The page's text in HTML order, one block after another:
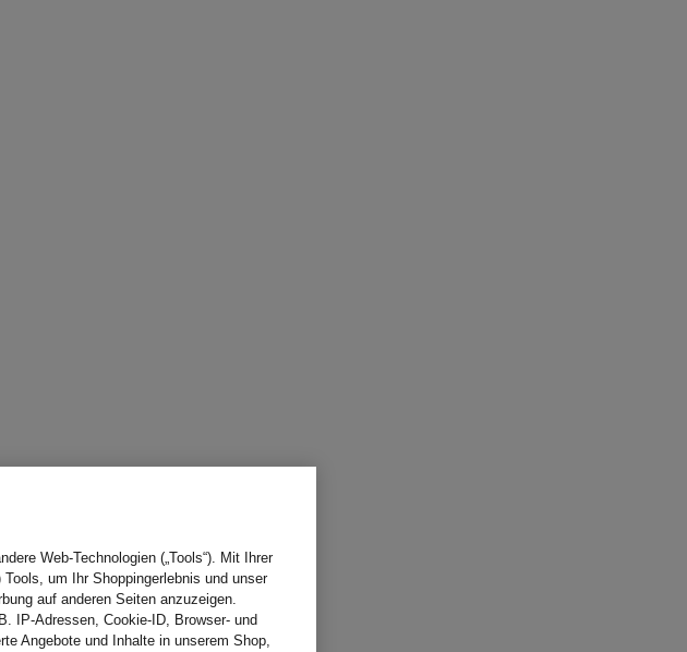
Web-Technologien („Tools“). Mit Ihrer
um Ihr Shoppingerlebnis und unser
auf anderen Seiten anzuzeigen.
IP-Adressen, Cookie-ID, Browser- und
Angebote und Inhalte in unserem Shop,